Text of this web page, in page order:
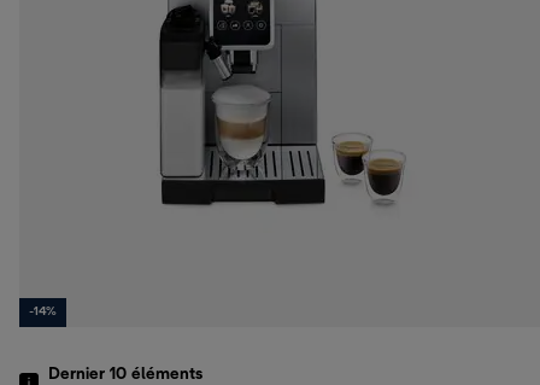
-14%
Dernier 10 éléments